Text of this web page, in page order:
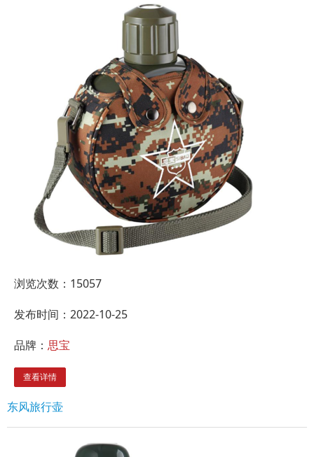
浏览次数： 15057
发布时间：2022-10-25
品牌： 思宝
查看详情
东风旅行壶